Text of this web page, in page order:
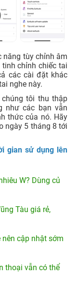
năng tùy chỉnh âm
chỉnh chiếc tai
các cài đặt khác
nghe này.
tôi thu thập
như các bạn vẫn
thức của nó. Hãy
ngày 5 tháng 8 tới
gian sử dụng lên
W? Dùng củ
Tàu giá rẻ,
cập nhật sớm
thoại vẫn có thể